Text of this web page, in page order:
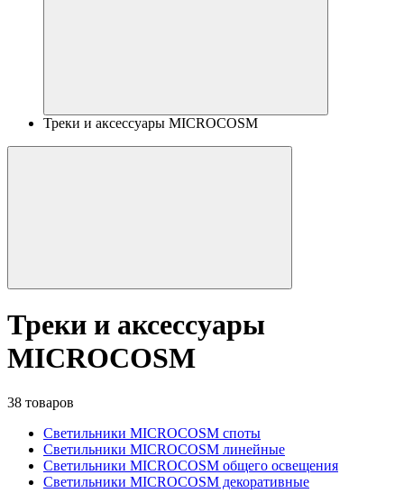
Треки и аксессуары MICROCOSM
Треки и аксессуары
MICROCOSM
38 товаров
Светильники MICROCOSM споты
Светильники MICROCOSM линейные
Светильники MICROCOSM общего освещения
Светильники MICROCOSM декоративные